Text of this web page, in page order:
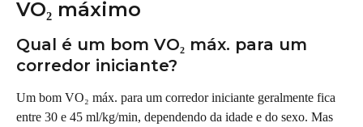
VO₂ máximo
Qual é um bom VO₂ máx. para um
corredor iniciante?
Um bom VO₂ máx. para um corredor iniciante geralmente fica
entre 30 e 45 ml/kg/min, dependendo da idade e do sexo. Mas